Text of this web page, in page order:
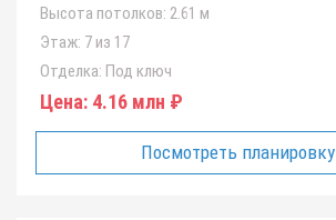
Высота потолков: 2.61 м
Этаж: 7 из 17
Отделка: Под ключ
Цена: 4.16 млн ₽
Посмотреть планировку